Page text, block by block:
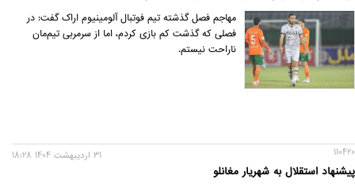
مهاجم فصل گذشته تیم فوتبال آلومینیوم اراک گفت: در
فصلی که گذشت کم بازی کردم، اما از سرمربی تیم‌مان
ناراحت نیستم.
110420
پیشنهاد استقلال به شهریار مغانلو
31 ارديبهشت 1404 18:28